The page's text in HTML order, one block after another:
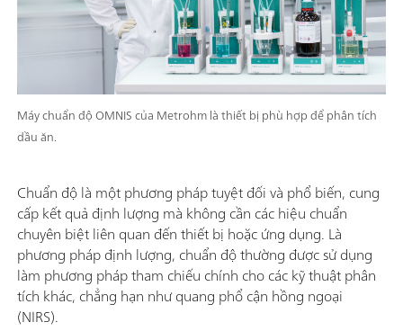
Máy chuẩn độ OMNIS của Metrohm là thiết bị phù hợp để phân tích
dầu ăn.
Chuẩn độ là một phương pháp tuyệt đối và phổ biến, cung
cấp kết quả định lượng mà không cần các hiệu chuẩn
chuyên biệt liên quan đến thiết bị hoặc ứng dụng. Là
phương pháp định lượng, chuẩn độ thường được sử dụng
làm phương pháp tham chiếu chính cho các kỹ thuật phân
tích khác, chẳng hạn như quang phổ cận hồng ngoại
(NIRS).